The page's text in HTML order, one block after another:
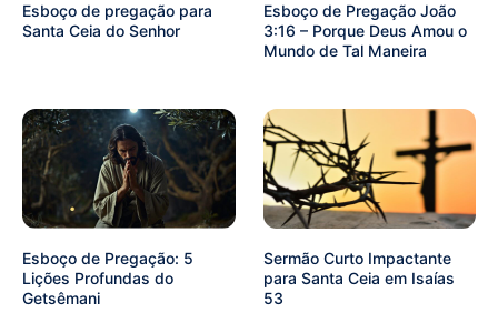
Esboço de pregação para
Santa Ceia do Senhor
Esboço de Pregação João
3:16 – Porque Deus Amou o
Mundo de Tal Maneira
Esboço de Pregação: 5
Lições Profundas do
Getsêmani
Sermão Curto Impactante
para Santa Ceia em Isaías
53